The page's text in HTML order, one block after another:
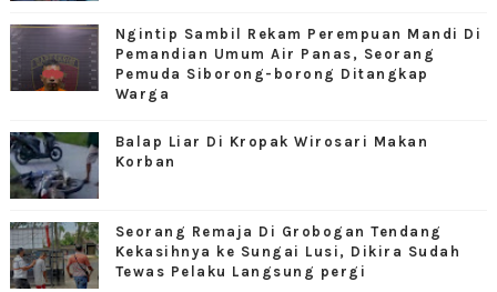
Ngintip Sambil Rekam Perempuan Mandi Di
Pemandian Umum Air Panas, Seorang
Pemuda Siborong-borong Ditangkap
Warga
Balap Liar Di Kropak Wirosari Makan
Korban
Seorang Remaja Di Grobogan Tendang
Kekasihnya ke Sungai Lusi, Dikira Sudah
Tewas Pelaku Langsung pergi